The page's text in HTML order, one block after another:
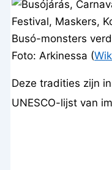
Busó-monsters
Foto: Arkinessa (
Deze tradities zijn
UNESCO-lijst van